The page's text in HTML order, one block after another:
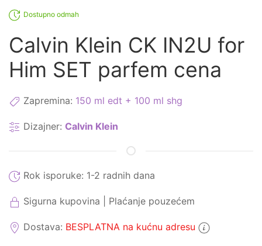
Dostupno odmah
Calvin Klein CK IN2U for
Him SET parfem cena
Zapremina: 150 ml edt + 100 ml shg
Dizajner: Calvin Klein
Rok isporuke: 1-2 radnih dana
Sigurna kupovina | Plaćanje pouzećem
Dostava: BESPLATNA na kućnu adresu